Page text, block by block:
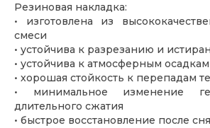
Резиновая накладка:
• изготовлена из
смеси
• устойчива к разрезанию и
• устойчива к атмосферным осадкам
• хорошая стойкость к перепадам
• минимальное изменение
длительного сжатия
• быстрое восстановление после